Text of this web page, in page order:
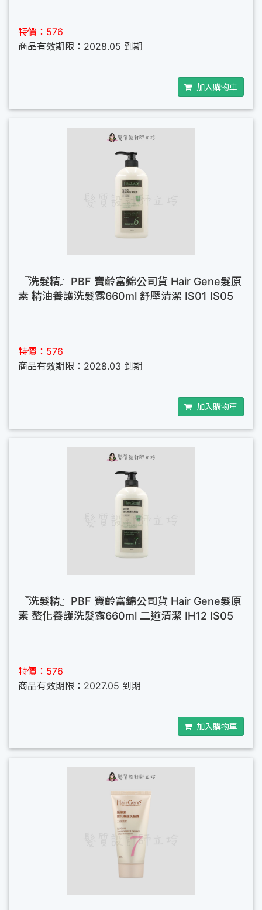
特價：576
商品有效期限：2028.05 到期
加入購物車
『洗髮精』PBF 寶齡富錦公司貨 Hair Gene髮原
素 精油養護洗髮露660ml 舒壓清潔 IS01 IS05
特價：576
商品有效期限：2028.03 到期
加入購物車
『洗髮精』PBF 寶齡富錦公司貨 Hair Gene髮原
素 螯化養護洗髮露660ml 二道清潔 IH12 IS05
特價：576
商品有效期限：2027.05 到期
加入購物車